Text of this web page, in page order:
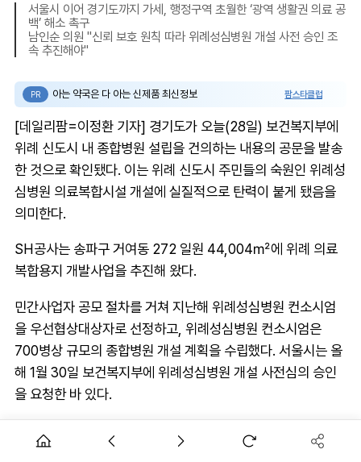
서울시 이어 경기도까지 가세, 행정구역 초월한 ‘광역 생활권 의료 공
백’ 해소 촉구
남인순 의원 "신뢰 보호 원칙 따라 위례성심병원 개설 사전 승인 조
속 추진해야"
PR 아는 약국은 다 아는 신제품 최신정보 팜스타클럽
[데일리팜=이정환 기자] 경기도가 오늘(28일) 보건복지부에
위례 신도시 내 종합병원 설립을 건의하는 내용의 공문을 발송
한 것으로 확인됐다. 이는 위례 신도시 주민들의 숙원인 위례성
심병원 의료복합시설 개설에 실질적으로 탄력이 붙게 됐음을
의미한다.
SH공사는 송파구 거여동 272 일원 44,004㎡에 위례 의료
복합용지 개발사업을 추진해 왔다.
민간사업자 공모 절차를 거쳐 지난해 위례성심병원 컨소시엄
을 우선협상대상자로 선정하고, 위례성심병원 컨소시엄은
700병상 규모의 종합병원 개설 계획을 수립했다. 서울시는 올
해 1월 30일 보건복지부에 위례성심병원 개설 사전심의 승인
을 요청한 바 있다.
경기도는 복지부에 보낸 건의문에서 "위례신도시는 서울 송파
및 경기 성남, 하남 등 3개 지자체에 걸쳐 조성된 수도권 핵심